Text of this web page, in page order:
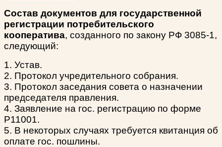
Состав документов для государственной
регистрации потребительского
кооператива, созданного по закону РФ 3085-1,
следующий:
1. Устав.
2. Протокол учредительного собрания.
3. Протокол заседания совета о назначении
председателя правления.
4. Заявление на гос. регистрацию по форме
Р11001.
5. В некоторых случаях требуется квитанция об
оплате гос. пошлины.